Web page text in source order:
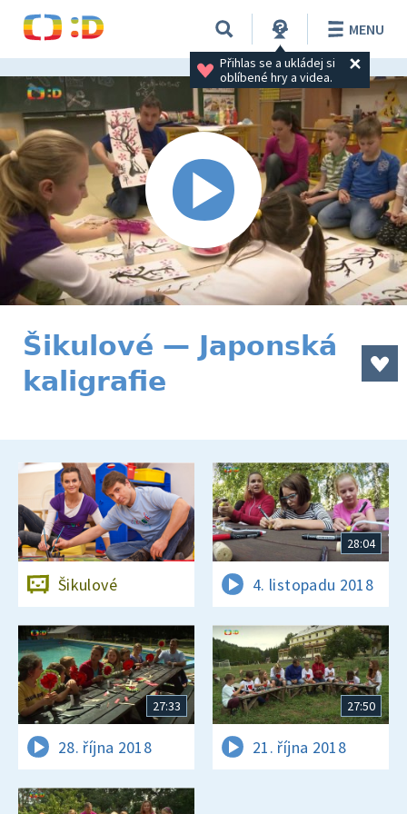
Přihlas se a ukládej si
oblíbené hry a videa.
MENU
Šikulové — Japonská
kaligrafie
Šikulové
28:04
4. listopadu 2018
27:33
28. října 2018
27:50
21. října 2018